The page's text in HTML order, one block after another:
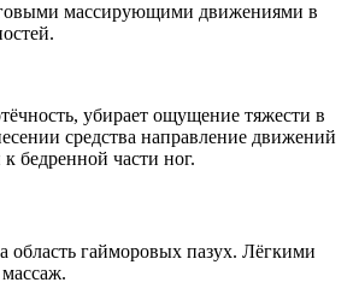
массирующими движениями в
убирает ощущение тяжести в
средства направление движений
бедренной части ног.
область гайморовых пазух. Лёгкими